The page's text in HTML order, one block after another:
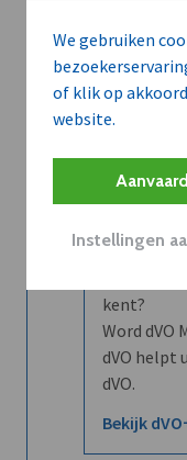
We gebruiken
of klik op
website.
Instellingen
Wilt u niet
kent?
Word dVO
dVO helpt
dVO.
Bekijk